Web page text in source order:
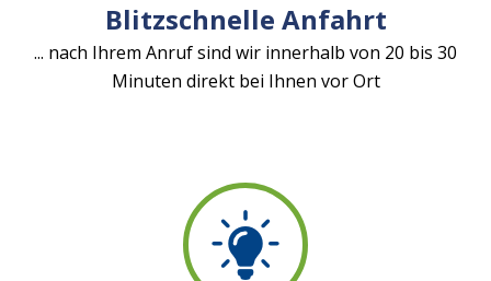
Blitzschnelle Anfahrt
... nach Ihrem Anruf sind wir innerhalb von 20 bis 30
Minuten direkt bei Ihnen vor Ort